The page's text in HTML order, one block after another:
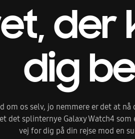
der
dig
om os selv, jo nemmere er det at
det splinternye Galaxy Watch4
vej for dig på din rejse mod en